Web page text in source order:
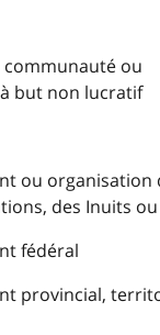
communauté ou
but non lucratif
ou organisation
des Inuits
fédéral
provincial,